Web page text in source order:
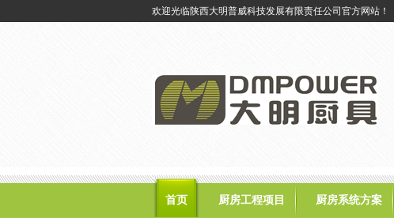
欢迎光临陕西大明普威科技发展有限责任公司官方网站！
首页 厨房工程项目 厨房系统方案